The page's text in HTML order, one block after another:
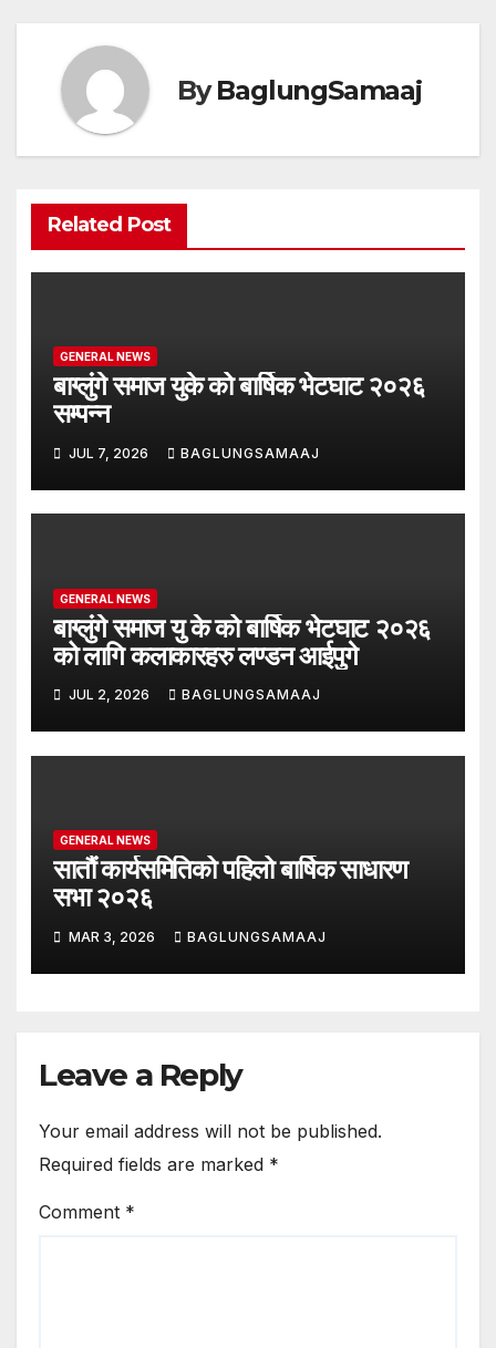
ByBaglungSamaaj
Related Post
GENERAL NEWS
बाग्लुंगे समाज युके को बार्षिक भेटघाट २०२६
सम्पन्न
JUL 7, 2026 BAGLUNGSAMAAJ
GENERAL NEWS
बाग्लुंगे समाज यु के को बार्षिक भेटघाट २०२६
को लागि कलाकारहरु लण्डन आईपुगे
JUL 2, 2026 BAGLUNGSAMAAJ
GENERAL NEWS
सातौं कार्यसमितिको पहिलो बार्षिक साधारण
सभा २०२६
MAR 3, 2026 BAGLUNGSAMAAJ
Leave a Reply
Your email address will not be published.
Required fields are marked *
Comment *